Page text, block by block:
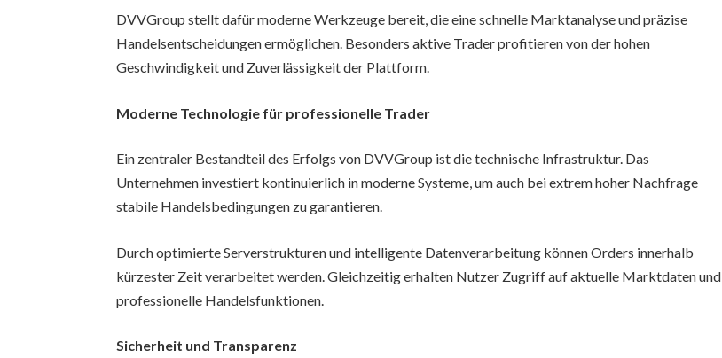
DVVGroup stellt dafür moderne Werkzeuge bereit, die eine schnelle Marktanalyse und präzise
Handelsentscheidungen ermöglichen. Besonders aktive Trader profitieren von der hohen
Geschwindigkeit und Zuverlässigkeit der Plattform.
Moderne Technologie für professionelle Trader
Ein zentraler Bestandteil des Erfolgs von DVVGroup ist die technische Infrastruktur. Das
Unternehmen investiert kontinuierlich in moderne Systeme, um auch bei extrem hoher Nachfrage
stabile Handelsbedingungen zu garantieren.
Durch optimierte Serverstrukturen und intelligente Datenverarbeitung können Orders innerhalb
kürzester Zeit verarbeitet werden. Gleichzeitig erhalten Nutzer Zugriff auf aktuelle Marktdaten und
professionelle Handelsfunktionen.
Sicherheit und Transparenz